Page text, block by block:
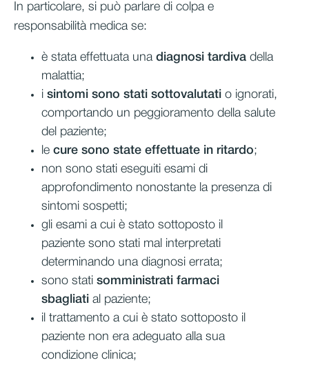
In particolare, si può parlare di colpa e
responsabilità medica se:
è stata effettuata una diagnosi tardiva della
malattia;
i sintomi sono stati sottovalutati o ignorati,
comportando un peggioramento della salute
del paziente;
le cure sono state effettuate in ritardo;
non sono stati eseguiti esami di
approfondimento nonostante la presenza di
sintomi sospetti;
gli esami a cui è stato sottoposto il
paziente sono stati mal interpretati
determinando una diagnosi errata;
sono stati somministrati farmaci
sbagliati al paziente;
il trattamento a cui è stato sottoposto il
paziente non era adeguato alla sua
condizione clinica;